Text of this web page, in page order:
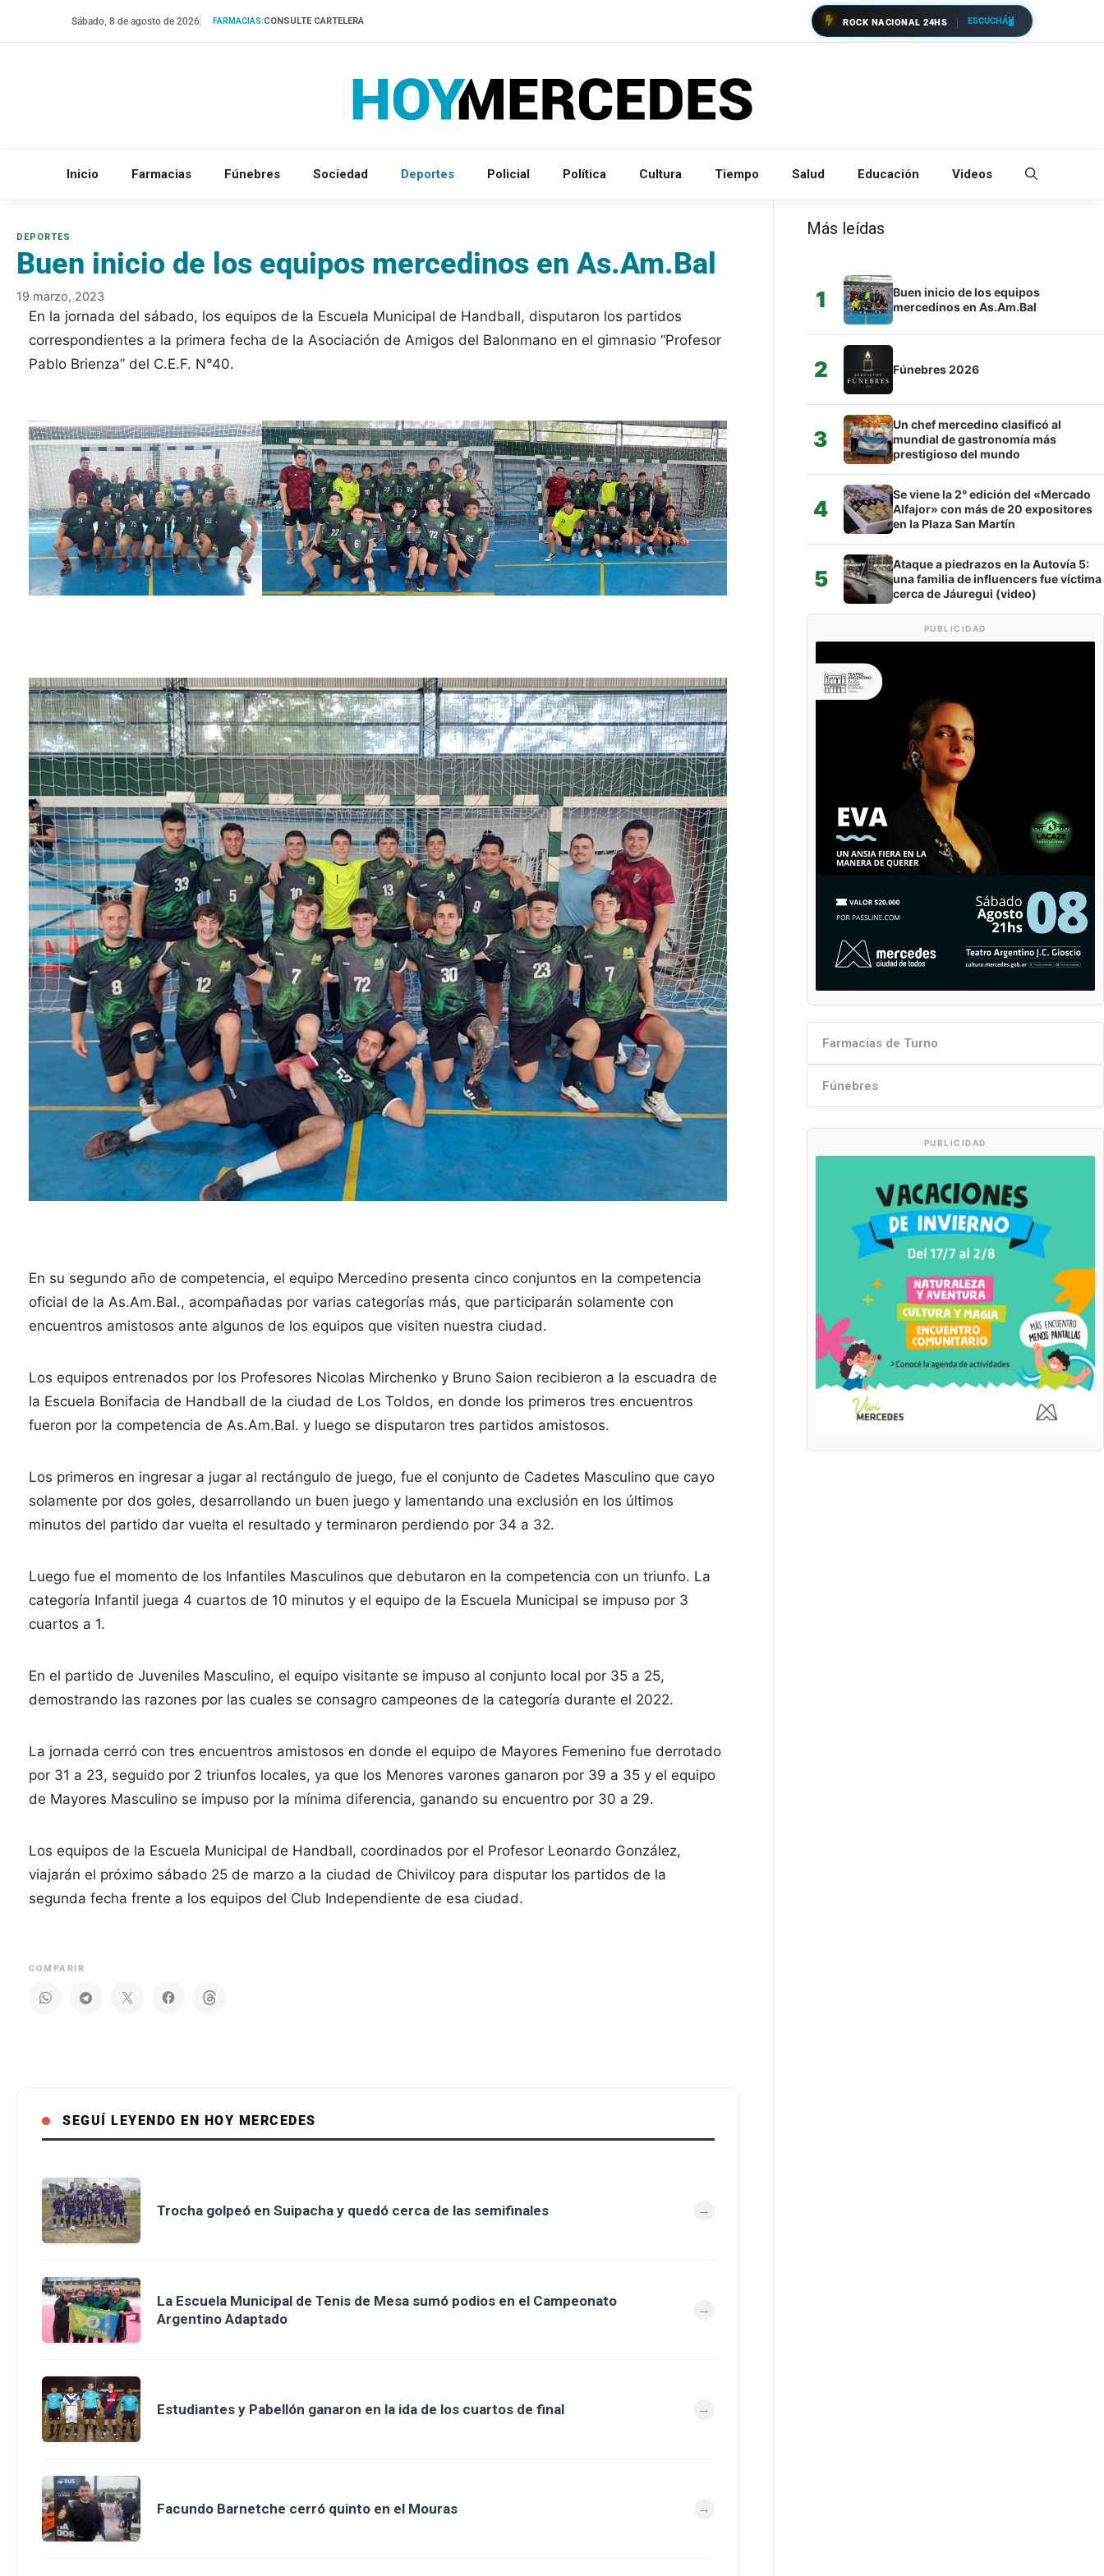
Sábado, 8 de agosto de 2026 FARMACIAS:CONSULTE CARTELERA ROCK NACIONAL 24HS ESCUCHÁ
Inicio Farmacias Fúnebres Sociedad Deportes Policial Política Cultura Tiempo Salud Educación Videos
Buen inicio de los equipos mercedinos en As.Am.Bal
19 marzo, 2023
En la jornada del sábado, los equipos de la Escuela Municipal de Handball, disputaron los partidos
correspondientes a la primera fecha de la Asociación de Amigos del Balonmano en el gimnasio “Profesor
Pablo Brienza” del C.E.F. N°40.
En su segundo año de competencia, el equipo Mercedino presenta cinco conjuntos en la competencia
oficial de la As.Am.Bal., acompañadas por varias categorías más, que participarán solamente con
encuentros amistosos ante algunos de los equipos que visiten nuestra ciudad.
Los equipos entrenados por los Profesores Nicolas Mirchenko y Bruno Saion recibieron a la escuadra de
la Escuela Bonifacia de Handball de la ciudad de Los Toldos, en donde los primeros tres encuentros
fueron por la competencia de As.Am.Bal. y luego se disputaron tres partidos amistosos.
Los primeros en ingresar a jugar al rectángulo de juego, fue el conjunto de Cadetes Masculino que cayo
solamente por dos goles, desarrollando un buen juego y lamentando una exclusión en los últimos
minutos del partido dar vuelta el resultado y terminaron perdiendo por 34 a 32.
Luego fue el momento de los Infantiles Masculinos que debutaron en la competencia con un triunfo. La
categoría Infantil juega 4 cuartos de 10 minutos y el equipo de la Escuela Municipal se impuso por 3
cuartos a 1.
En el partido de Juveniles Masculino, el equipo visitante se impuso al conjunto local por 35 a 25,
demostrando las razones por las cuales se consagro campeones de la categoría durante el 2022.
La jornada cerró con tres encuentros amistosos en donde el equipo de Mayores Femenino fue derrotado
por 31 a 23, seguido por 2 triunfos locales, ya que los Menores varones ganaron por 39 a 35 y el equipo
de Mayores Masculino se impuso por la mínima diferencia, ganando su encuentro por 30 a 29.
Los equipos de la Escuela Municipal de Handball, coordinados por el Profesor Leonardo González,
viajarán el próximo sábado 25 de marzo a la ciudad de Chivilcoy para disputar los partidos de la
segunda fecha frente a los equipos del Club Independiente de esa ciudad.
COMPARIR
SEGUÍ LEYENDO EN HOY MERCEDES
Trocha golpeó en Suipacha y quedó cerca de las semifinales
La Escuela Municipal de Tenis de Mesa sumó podios en el Campeonato
Argentino Adaptado
Estudiantes y Pabellón ganaron en la ida de los cuartos de final
Facundo Barnetche cerró quinto en el Mouras
Más leídas
1
Buen inicio de los equipos
mercedinos en As.Am.Bal
2 Fúnebres 2026
3
Un chef mercedino clasificó al
mundial de gastronomía más
prestigioso del mundo
4
Se viene la 2° edición del «Mercado
Alfajor» con más de 20 expositores
en la Plaza San Martín
5
Ataque a piedrazos en la Autovía 5:
una familia de influencers fue víctima
cerca de Jáuregui (video)
PUBLICIDAD
Farmacias de Turno
Fúnebres
PUBLICIDAD